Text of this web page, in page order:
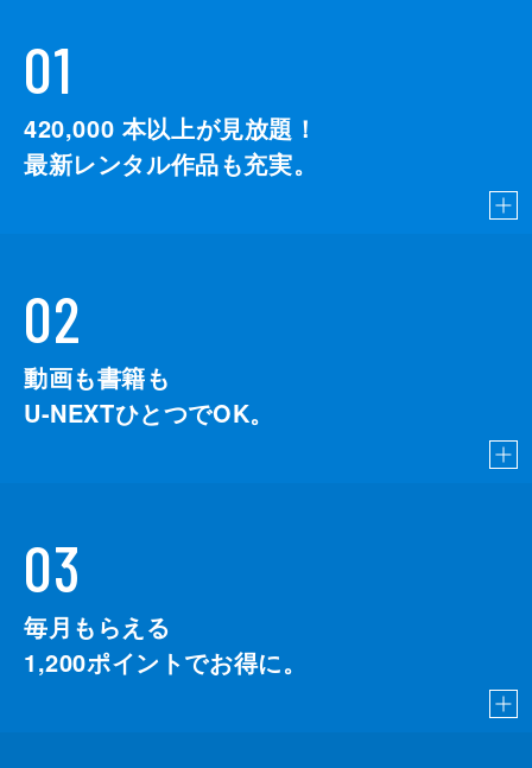
01
420,000 本以上が見放題！
最新レンタル作品も充実。
02
動画も書籍も
U-NEXTひとつでOK。
03
毎月もらえる
1,200ポイントでお得に。